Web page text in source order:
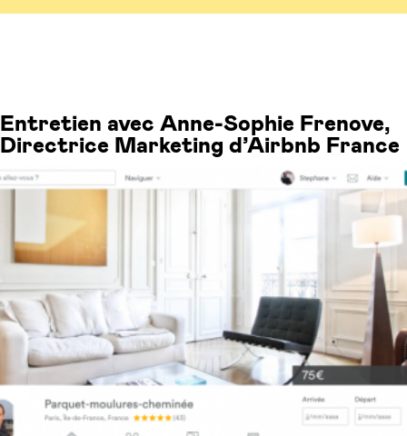
Entretien avec Anne-Sophie Frenove,
Directrice Marketing d’Airbnb France